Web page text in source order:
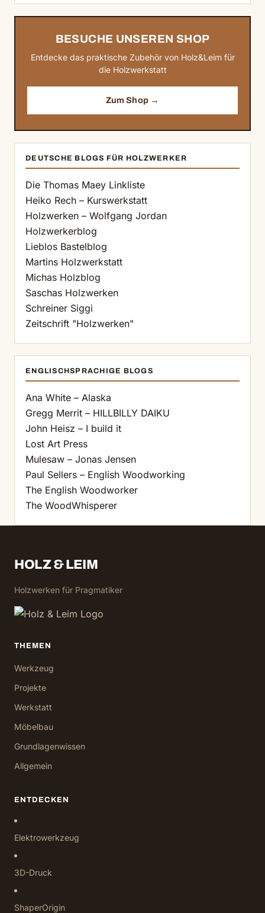
BESUCHE UNSEREN SHOP
Entdecke das praktische Zubehör von Holz&Leim für
die Holzwerkstatt
Zum Shop →
DEUTSCHE BLOGS FÜR HOLZWERKER
Die Thomas Maey Linkliste
Heiko Rech – Kurswerkstatt
Holzwerken – Wolfgang Jordan
Holzwerkerblog
Lieblos Bastelblog
Martins Holzwerkstatt
Michas Holzblog
Saschas Holzwerken
Schreiner Siggi
Zeitschrift "Holzwerken"
ENGLISCHSPRACHIGE BLOGS
Ana White – Alaska
Gregg Merrit – HILLBILLY DAIKU
John Heisz – I build it
Lost Art Press
Mulesaw – Jonas Jensen
Paul Sellers – English Woodworking
The English Woodworker
The WoodWhisperer
HOLZ & LEIM
Holzwerken für Pragmatiker
THEMEN
Werkzeug
Projekte
Werkstatt
Möbelbau
Grundlagenwissen
Allgemein
ENTDECKEN
Elektrowerkzeug
3D-Druck
ShaperOrigin